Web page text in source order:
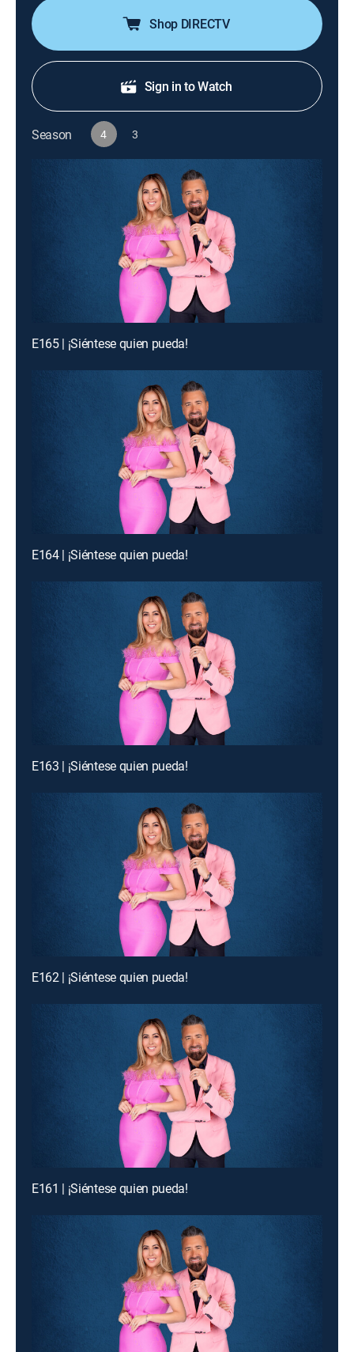
Baeva, y más.
Shop DIRECTV
Sign in to Watch
Season 4 3
E165 | ¡Siéntese quien pueda!
E164 | ¡Siéntese quien pueda!
E163 | ¡Siéntese quien pueda!
E162 | ¡Siéntese quien pueda!
E161 | ¡Siéntese quien pueda!